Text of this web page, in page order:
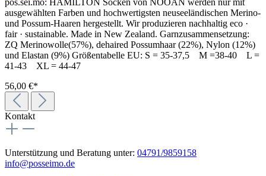
ausgewählten Farben und hochwertigsten neuseeländischen Merino-
und Possum-Haaren hergestellt. Wir produzieren nachhaltig eco ·
fair · sustainable. Made in New Zealand. Garnzusammensetzung:
ZQ Merinowolle(57%), dehaired Possumhaar (22%), Nylon (12%)
und Elastan (9%) Größentabelle EU: S = 35-37,5 M =38-40 L =
41-43 XL = 44-47
56,00 €*
Kontakt
Unterstützung und Beratung unter: 04791/9859158
info@posseimo.de